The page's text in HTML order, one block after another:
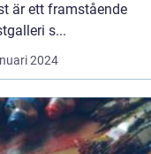
är ett framstående
s...
2024